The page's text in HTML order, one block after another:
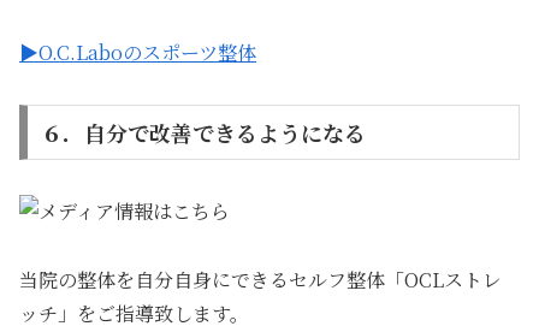
▶O.C.Laboのスポーツ整体
６．自分で改善できるようになる
当院の整体を自分自身にできるセルフ整体「OCLストレ
ッチ」をご指導致します。